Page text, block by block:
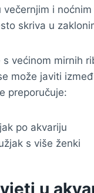
večernjim i
skriva u
s većinom mirnih
može javiti
preporučuje:
po akvariju
s više ženki
u